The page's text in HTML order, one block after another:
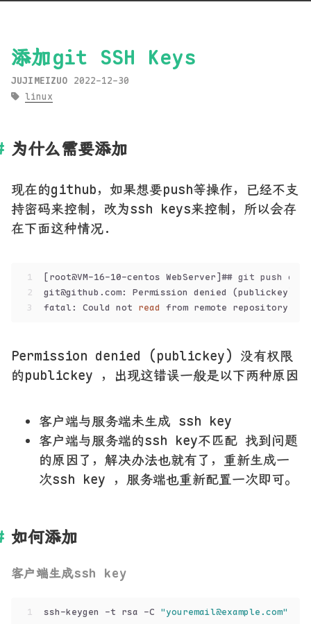
添加git SSH Keys
JUJIMEIZUO 2022-12-30
linux
为什么需要添加
现在的github，如果想要push等操作，已经不支
持密码来控制，改为ssh keys来控制，所以会存
在下面这种情况.
1
2
3
[root@VM-16-10-centos WebServer]## git push
git@github.com: Permission denied (publickey).
fatal: Could not read from remote repository.
Permission denied (publickey) 没有权限
的publickey ，出现这错误一般是以下两种原因
客户端与服务端未生成 ssh key
客户端与服务端的ssh key不匹配 找到问题
的原因了，解决办法也就有了，重新生成一
次ssh key ，服务端也重新配置一次即可。
如何添加
客户端生成ssh key
1 ssh-keygen -t rsa -C "youremail@example.com"